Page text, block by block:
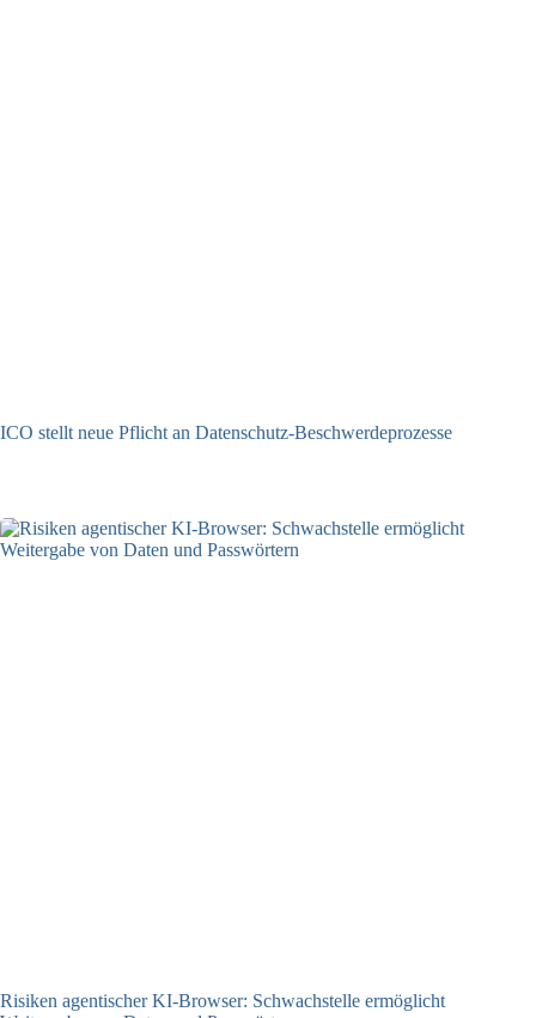
ICO stellt neue Pflicht an Datenschutz-Beschwerdeprozesse
Risiken agentischer KI-Browser: Schwachstelle ermöglicht